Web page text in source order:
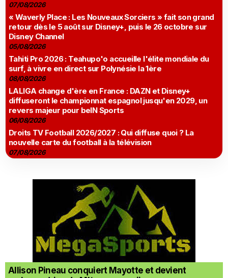
07/08/2026
« Waverly Place : Les Nouveaux Sorciers » fait son grand
retour dès le 5 août sur Disney+, puis le 26 octobre sur
Disney Channel
05/08/2026
Tahiti Pro 2026 : Teahupo'o accueille l'élite mondiale du
surf, à vivre en direct sur Polynésie la 1ère
08/08/2026
LALIGA change d'ère en France : DAZN et Disney+
diffuseront le championnat espagnol jusqu'en 2029, un
revers majeur pour beIN Sports
06/08/2026
Droits TV Football 2026/2027 : Qui diffuse quoi ? La
nouvelle carte du football à la télévision
07/08/2026
Allison Pineau conquiert Mayotte et devient